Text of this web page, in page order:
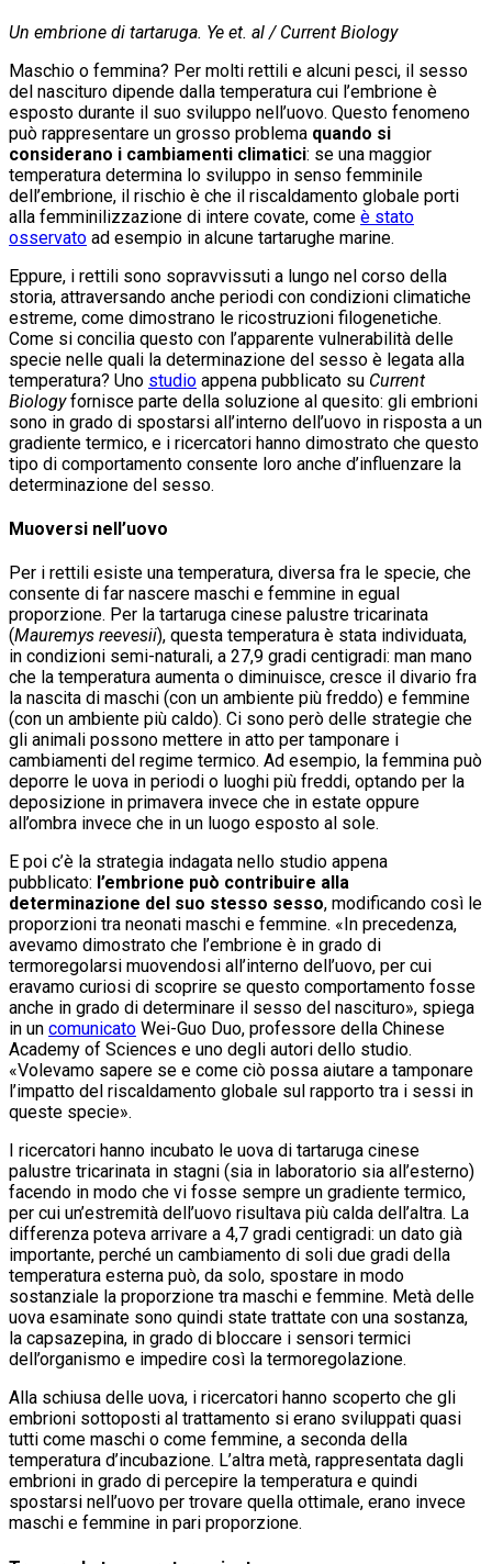
Un embrione di tartaruga. Ye et. al / Current Biology
Maschio o femmina? Per molti rettili e alcuni pesci, il sesso
del nascituro dipende dalla temperatura cui l’embrione è
esposto durante il suo sviluppo nell’uovo. Questo fenomeno
può rappresentare un grosso problema quando si
considerano i cambiamenti climatici: se una maggior
temperatura determina lo sviluppo in senso femminile
dell’embrione, il rischio è che il riscaldamento globale porti
alla femminilizzazione di intere covate, come è stato
osservato ad esempio in alcune tartarughe marine.
Eppure, i rettili sono sopravvissuti a lungo nel corso della
storia, attraversando anche periodi con condizioni climatiche
estreme, come dimostrano le ricostruzioni filogenetiche.
Come si concilia questo con l’apparente vulnerabilità delle
specie nelle quali la determinazione del sesso è legata alla
temperatura? Uno studio appena pubblicato su Current
Biologyfornisce parte della soluzione al quesito: gli embrioni
sono in grado di spostarsi all’interno dell’uovo in risposta a un
gradiente termico, e i ricercatori hanno dimostrato che questo
tipo di comportamento consente loro anche d’influenzare la
determinazione del sesso.
Muoversi nell’uovo
Per i rettili esiste una temperatura, diversa fra le specie, che
consente di far nascere maschi e femmine in egual
proporzione. Per la tartaruga cinese palustre tricarinata
(Mauremys reevesii), questa temperatura è stata individuata,
in condizioni semi-naturali, a 27,9 gradi centigradi: man mano
che la temperatura aumenta o diminuisce, cresce il divario fra
la nascita di maschi (con un ambiente più freddo) e femmine
(con un ambiente più caldo). Ci sono però delle strategie che
gli animali possono mettere in atto per tamponare i
cambiamenti del regime termico. Ad esempio, la femmina può
deporre le uova in periodi o luoghi più freddi, optando per la
deposizione in primavera invece che in estate oppure
all’ombra invece che in un luogo esposto al sole.
E poi c’è la strategia indagata nello studio appena
pubblicato: l’embrione può contribuire alla
determinazione del suo stesso sesso, modificando così le
proporzioni tra neonati maschi e femmine. «In precedenza,
avevamo dimostrato che l’embrione è in grado di
termoregolarsi muovendosi all’interno dell’uovo, per cui
eravamo curiosi di scoprire se questo comportamento fosse
anche in grado di determinare il sesso del nascituro», spiega
in un comunicato Wei-Guo Duo, professore della Chinese
Academy of Sciences e uno degli autori dello studio.
«Volevamo sapere se e come ciò possa aiutare a tamponare
l’impatto del riscaldamento globale sul rapporto tra i sessi in
queste specie».
I ricercatori hanno incubato le uova di tartaruga cinese
palustre tricarinata in stagni (sia in laboratorio sia all’esterno)
facendo in modo che vi fosse sempre un gradiente termico,
per cui un’estremità dell’uovo risultava più calda dell’altra. La
differenza poteva arrivare a 4,7 gradi centigradi: un dato già
importante, perché un cambiamento di soli due gradi della
temperatura esterna può, da solo, spostare in modo
sostanziale la proporzione tra maschi e femmine. Metà delle
uova esaminate sono quindi state trattate con una sostanza,
la capsazepina, in grado di bloccare i sensori termici
dell’organismo e impedire così la termoregolazione.
Alla schiusa delle uova, i ricercatori hanno scoperto che gli
embrioni sottoposti al trattamento si erano sviluppati quasi
tutti come maschi o come femmine, a seconda della
temperatura d’incubazione. L’altra metà, rappresentata dagli
embrioni in grado di percepire la temperatura e quindi
spostarsi nell’uovo per trovare quella ottimale, erano invece
maschi e femmine in pari proporzione.